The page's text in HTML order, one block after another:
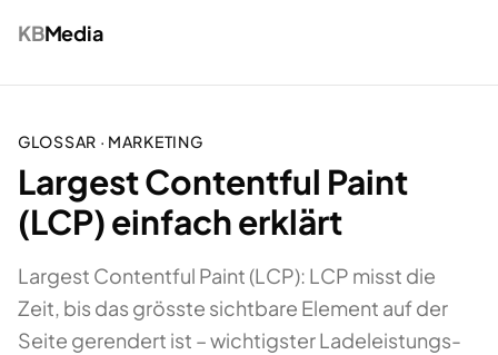
KBMedia
GLOSSAR · MARKETING
Largest Contentful Paint
(LCP) einfach erklärt
Largest Contentful Paint (LCP): LCP misst die
Zeit, bis das grösste sichtbare Element auf der
Seite gerendert ist – wichtigster Ladeleistungs-